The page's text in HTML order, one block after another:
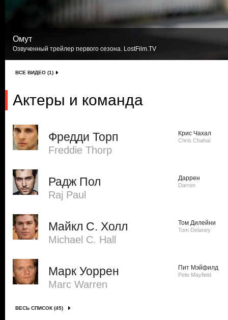
Омут
Озвученный трейлер первого сезона. LostFilm.TV
ВСЕ ВИДЕО (1)
Актеры и команда
Фредди Торп
Freddie Thorp
Крис Чахал
Chris Chahal
Радж Пол
Raj Paul
Даррен
Darren
Майкл С. Холл
Michael C. Hall
Том Дилейни
Tom Delaney
Марк Уоррен
Marc Warren
Пит Мэйфилд
Pete Mayfield
ВЕСЬ СПИСОК (45)